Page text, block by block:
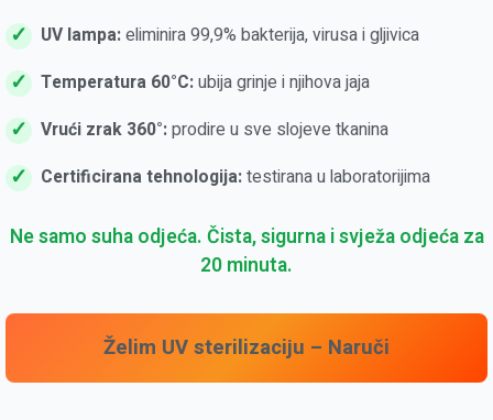
UV lampa:eliminira 99,9% bakterija, virusa i gljivica
Temperatura 60°C:ubija grinje i njihova jaja
Vrući zrak 360°:prodire u sve slojeve tkanina
Certificirana tehnologija:testirana u laboratorijima
Ne samo suha odjeća. Čista, sigurna i svježa odjeća za
20 minuta.
Želim UV sterilizaciju – Naruči